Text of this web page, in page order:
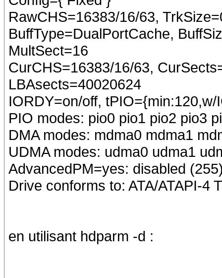
RawCHS=16383/16/63,
BuffType=DualPortCache,
MultSect=16
CurCHS=16383/16/63,
LBAsects=40020624
IORDY=on/off,
PIO modes: pio0 pio1 pio2 pio3
DMA modes: mdma0 mdma1
UDMA modes: udma0 udma1
AdvancedPM=yes: disabled
Drive conforms to: ATA/ATAPI-4
en utilisant hdparm -d :